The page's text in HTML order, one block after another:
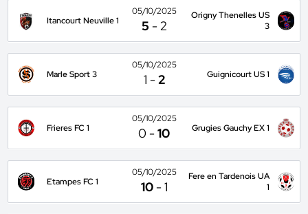
Itancourt Neuville 1
05/10/2025
5 -2
Origny Thenelles US
3
Marle Sport 3
05/10/2025
1 -2 Guignicourt US 1
Frieres FC 1
05/10/2025
0 -10 Grugies Gauchy EX 1
Etampes FC 1
05/10/2025
10 -1
Fere en Tardenois UA
1